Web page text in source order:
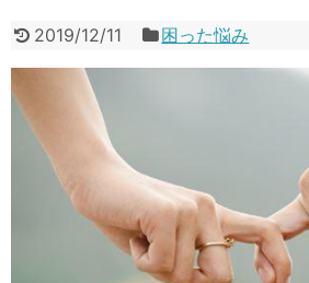
2019/12/11 困った悩み